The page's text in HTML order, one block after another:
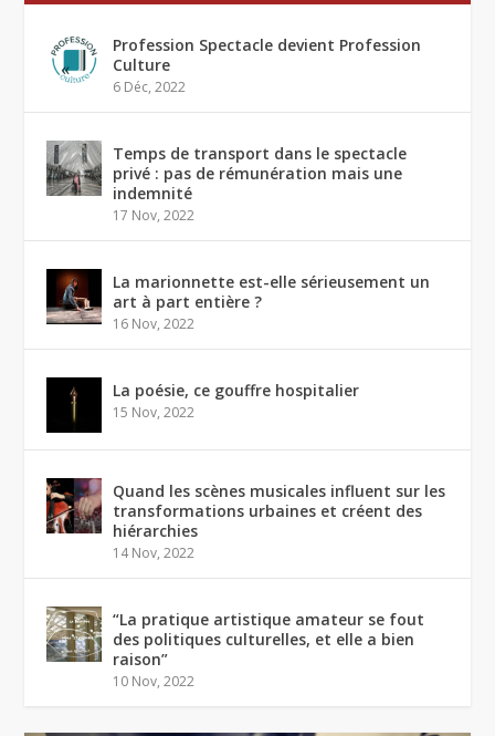
Profession Spectacle devient Profession
Culture
6 Déc, 2022
Temps de transport dans le spectacle
privé : pas de rémunération mais une
indemnité
17 Nov, 2022
La marionnette est-elle sérieusement un
art à part entière ?
16 Nov, 2022
La poésie, ce gouffre hospitalier
15 Nov, 2022
Quand les scènes musicales influent sur les
transformations urbaines et créent des
hiérarchies
14 Nov, 2022
“La pratique artistique amateur se fout
des politiques culturelles, et elle a bien
raison”
10 Nov, 2022